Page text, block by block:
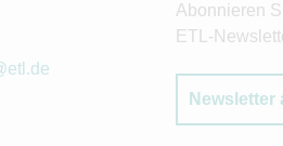
Abonnieren
ETL-
Newsletter